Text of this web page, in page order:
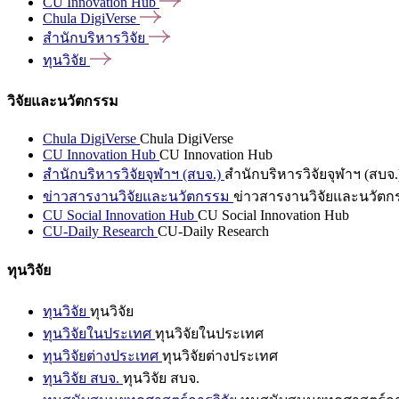
Chula DigiVerse
สำนักบริหารวิจัย
ทุนวิจัย
วิจัยและนวัตกรรม
Chula DigiVerse Chula DigiVerse
CU Innovation Hub CU Innovation Hub
สำนักบริหารวิจัยจุฬาฯ (สบจ.) สำนักบริหารวิจัยจุฬาฯ (สบจ
ข่าวสารงานวิจัยและนวัตกรรม ข่าวสารงานวิจัยและนวัตก
CU Social Innovation Hub CU Social Innovation Hub
CU-Daily Research CU-Daily Research
ทุนวิจัย
ทุนวิจัย ทุนวิจัย
ทุนวิจัยในประเทศ ทุนวิจัยในประเทศ
ทุนวิจัยต่างประเทศ ทุนวิจัยต่างประเทศ
ทุนวิจัย สบจ. ทุนวิจัย สบจ.